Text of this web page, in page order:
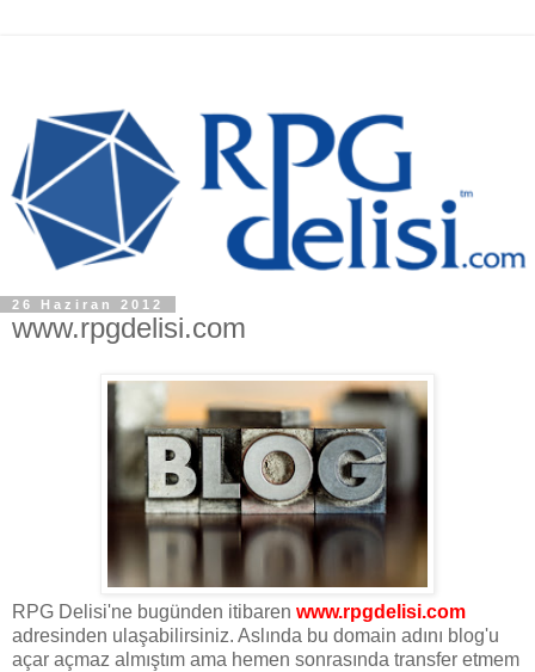
26 Haziran 2012
www.rpgdelisi.com
RPG Delisi'ne bugünden itibaren www.rpgdelisi.com
adresinden ulaşabilirsiniz. Aslında bu domain adını blog'u
açar açmaz almıştım ama hemen sonrasında transfer etmem